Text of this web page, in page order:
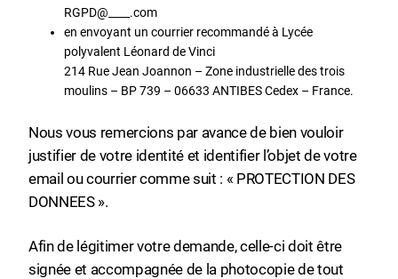
RGPD@____.com
en envoyant un courrier recommandé à Lycée
polyvalent Léonard de Vinci
214 Rue Jean Joannon – Zone industrielle des trois
moulins – BP 739 – 06633 ANTIBES Cedex – France.
Nous vous remercions par avance de bien vouloir
justifier de votre identité et identifier l’objet de votre
email ou courrier comme suit : « PROTECTION DES
DONNEES ».
Afin de légitimer votre demande, celle-ci doit être
signée et accompagnée de la photocopie de tout